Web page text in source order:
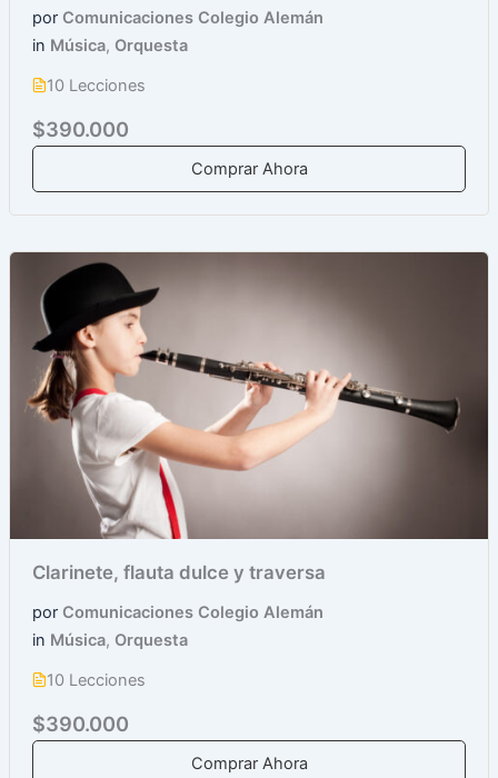
por Comunicaciones Colegio Alemán
in Música, Orquesta
10 Lecciones
$390.000
Comprar Ahora
Clarinete, flauta dulce y traversa
por Comunicaciones Colegio Alemán
in Música, Orquesta
10 Lecciones
$390.000
Comprar Ahora